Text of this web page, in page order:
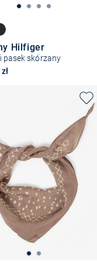
Hilfiger
pasek skórzany